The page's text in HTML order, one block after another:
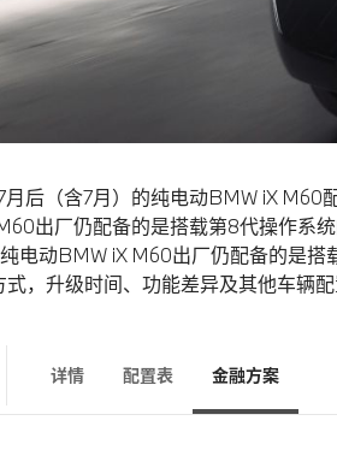
后（含7月）的纯电动BMW iX M60
出厂仍配备的是搭载第8代操作系
电动BMW iX M60出厂仍配备的是
，升级时间、功能差异及其他车辆
详情 配置表 金融方案